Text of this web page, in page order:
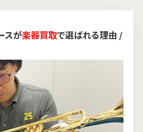
スが楽器買取で選ばれる理由 /